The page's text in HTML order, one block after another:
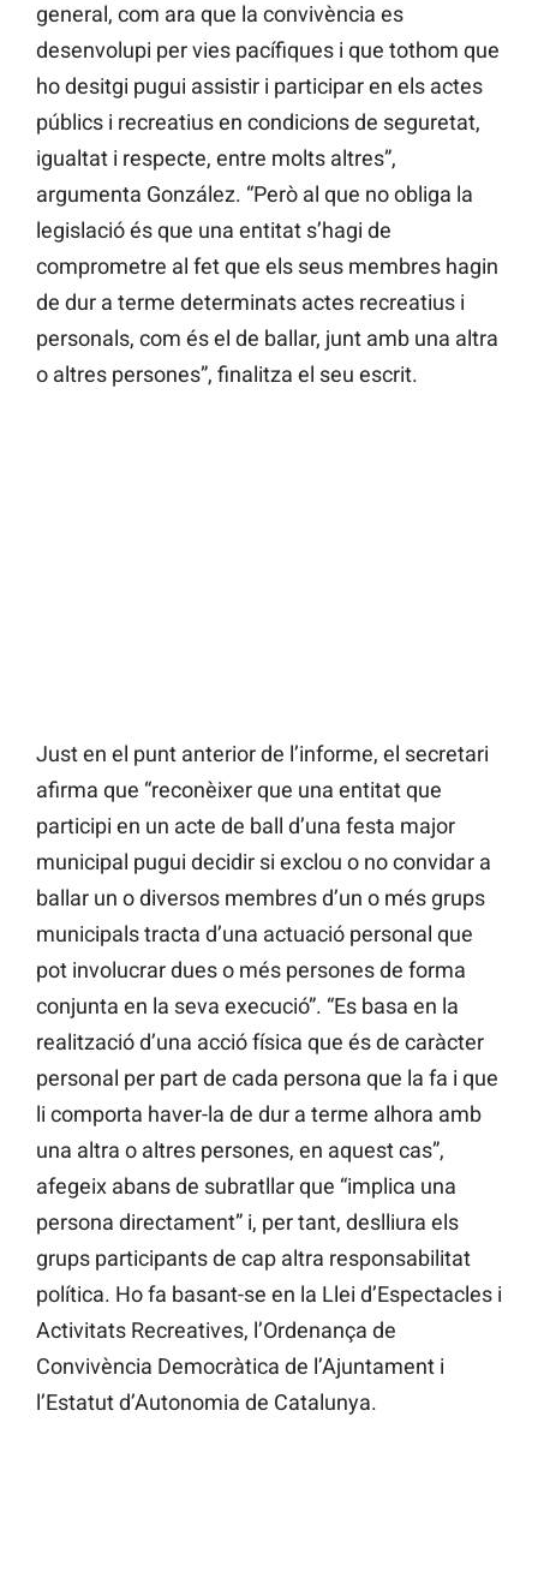
general, com ara que la convivència es
desenvolupi per vies pacífiques i que tothom que
ho desitgi pugui assistir i participar en els actes
públics i recreatius en condicions de seguretat,
igualtat i respecte, entre molts altres”,
argumenta González. “Però al que no obliga la
legislació és que una entitat s’hagi de
comprometre al fet que els seus membres hagin
de dur a terme determinats actes recreatius i
personals, com és el de ballar, junt amb una altra
o altres persones”, finalitza el seu escrit.
Just en el punt anterior de l’informe, el secretari
afirma que “reconèixer que una entitat que
participi en un acte de ball d’una festa major
municipal pugui decidir si exclou o no convidar a
ballar un o diversos membres d’un o més grups
municipals tracta d’una actuació personal que
pot involucrar dues o més persones de forma
conjunta en la seva execució”. “Es basa en la
realització d’una acció física que és de caràcter
personal per part de cada persona que la fa i que
li comporta haver-la de dur a terme alhora amb
una altra o altres persones, en aquest cas”,
afegeix abans de subratllar que “implica una
persona directament” i, per tant, deslliura els
grups participants de cap altra responsabilitat
política. Ho fa basant-se en la Llei d’Espectacles i
Activitats Recreatives, l’Ordenança de
Convivència Democràtica de l’Ajuntament i
l’Estatut d’Autonomia de Catalunya.